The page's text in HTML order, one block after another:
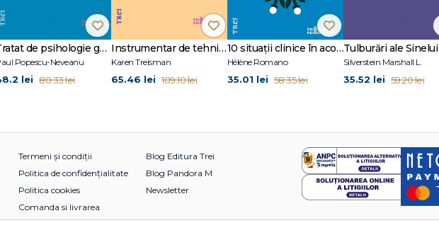
Fürst) (1907)
Tratat de psihologie generală
Popescu-Neveanu
lei 80.33 lei
Instrumentar de tehnici terapeutice creative
Karen Treisman
65.46 lei 109.10 lei
10 situații clinice în acompanierea doliului
Hélène Romano
35.01 lei 58.35 lei
Tulburări ale Sinelui
Silverstein Marshall L.
35.52 lei 59.20 lei
Termeni și condiții
Politica de confidențialitate
Politica cookies
Comanda si livrarea
Blog Editura Trei
Blog Pandora M
Newsletter